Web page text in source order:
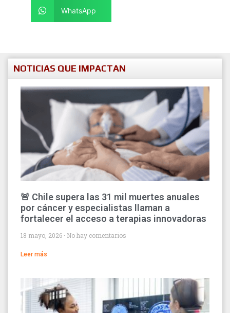
WhatsApp
NOTICIAS QUE IMPACTAN
🚨 Chile supera las 31 mil muertes anuales
por cáncer y especialistas llaman a
fortalecer el acceso a terapias innovadoras
18 mayo, 2026 No hay comentarios
Leer más